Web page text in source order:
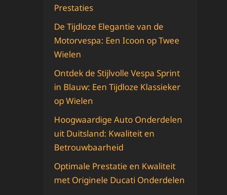
Prestaties
De Tijdloze Elegantie van de
Motorvespa: Een Icoon op Twee
Wielen
Ontdek de Stijlvolle Vespa Sprint
in Blauw: Een Tijdloze Klassieker
op Wielen
Hoogwaardige Auto Onderdelen
uit Duitsland: Kwaliteit en
Betrouwbaarheid
Optimale Prestatie en Kwaliteit
met Originele Ducati Onderdelen